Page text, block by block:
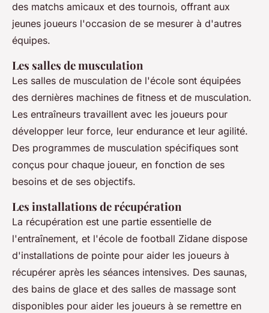
des matchs amicaux et des tournois, offrant aux
jeunes joueurs l'occasion de se mesurer à d'autres
équipes.
Les salles de musculation
Les salles de musculation de l'école sont équipées
des dernières machines de fitness et de musculation.
Les entraîneurs travaillent avec les joueurs pour
développer leur force, leur endurance et leur agilité.
Des programmes de musculation spécifiques sont
conçus pour chaque joueur, en fonction de ses
besoins et de ses objectifs.
Les installations de récupération
La récupération est une partie essentielle de
l'entraînement, et l'école de football Zidane dispose
d'installations de pointe pour aider les joueurs à
récupérer après les séances intensives. Des saunas,
des bains de glace et des salles de massage sont
disponibles pour aider les joueurs à se remettre en